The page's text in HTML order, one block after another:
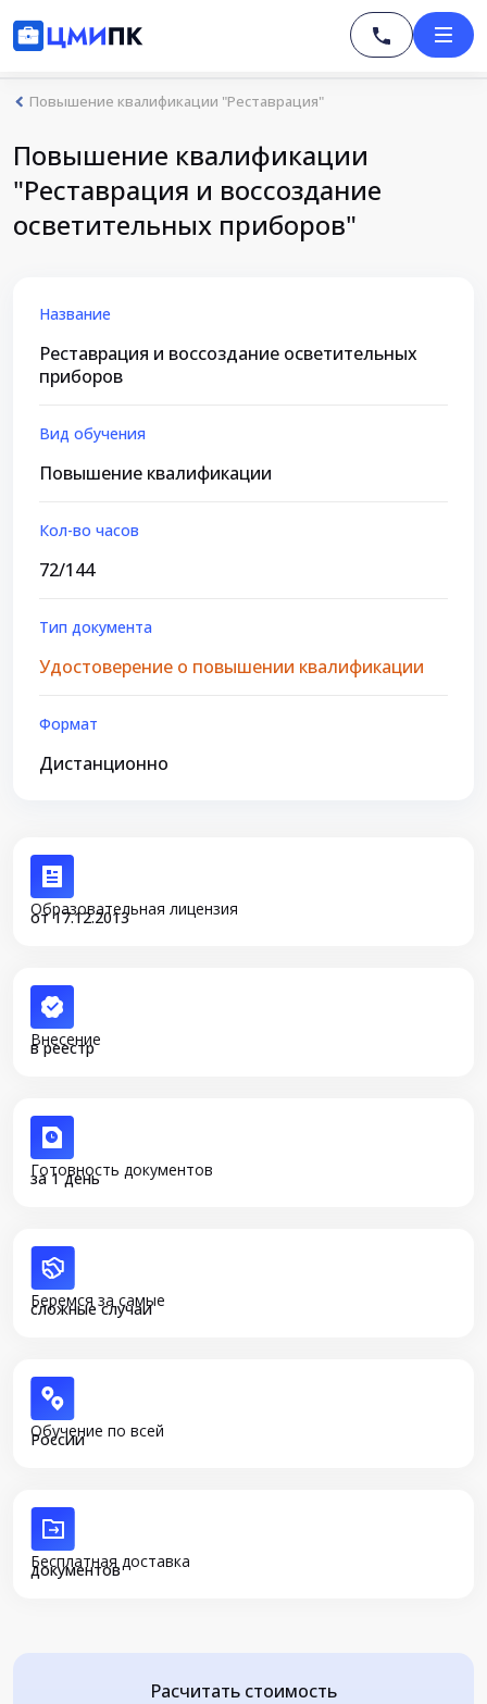
Повышение квалификации "Реставрация"
Повышение квалификации
"Реставрация и воссоздание
осветительных приборов"
Название
Реставрация и воссоздание осветительных
приборов
Вид обучения
Повышение квалификации
Кол-во часов
72/144
Тип документа
Удостоверение о повышении квалификации
Формат
Дистанционно
Образовательная лицензия
от 17.12.2013
Внесение
в реестр
Готовность документов
за 1 день
Беремся за самые
сложные случаи
Обучение по всей
России
Бесплатная доставка
документов
Расчитать стоимость